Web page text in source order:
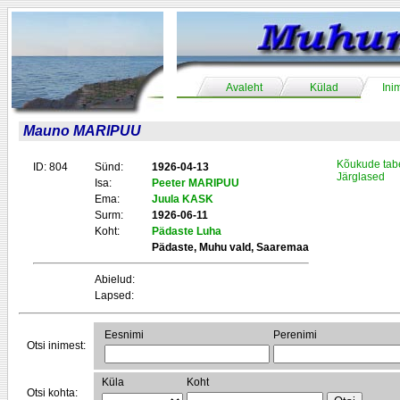
Avaleht Külad
Mauno MARIPUU
ID: 804 Sünd:
1926-04-13
Isa:
Peeter MARIPUU
Ema:
Juula KASK
Surm:
1926-06-11
Koht:
Pädaste Luha
Pädaste, Muhu vald, Saaremaa
Abielud:
Lapsed:
Kõukude
Järglased
Otsi inimest:
Eesnimi Perenimi
Otsi kohta:
Küla Koht